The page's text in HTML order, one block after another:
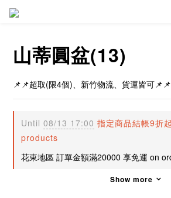
山蒂圓盆(13)
📌📌超取(限4個)、新竹物流、貨運皆可📌📌
Until 08/13 17:00 指定商品結帳9折
products
花東地區 訂單金額滿20000 享免運 on
Show more